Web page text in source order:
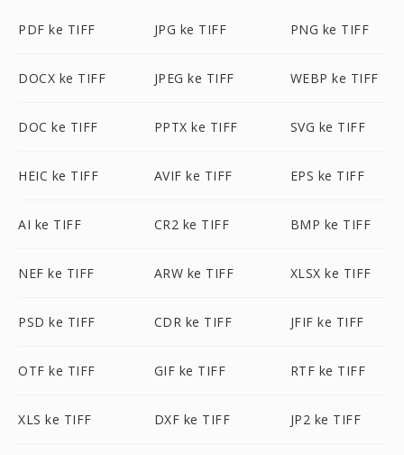
PDF ke TIFF JPG ke TIFF PNG ke TIFF
DOCX ke TIFF JPEG ke TIFF WEBP ke TIFF
DOC ke TIFF PPTX ke TIFF SVG ke TIFF
HEIC ke TIFF AVIF ke TIFF EPS ke TIFF
AI ke TIFF CR2 ke TIFF BMP ke TIFF
NEF ke TIFF ARW ke TIFF XLSX ke TIFF
PSD ke TIFF CDR ke TIFF JFIF ke TIFF
OTF ke TIFF GIF ke TIFF RTF ke TIFF
XLS ke TIFF DXF ke TIFF JP2 ke TIFF